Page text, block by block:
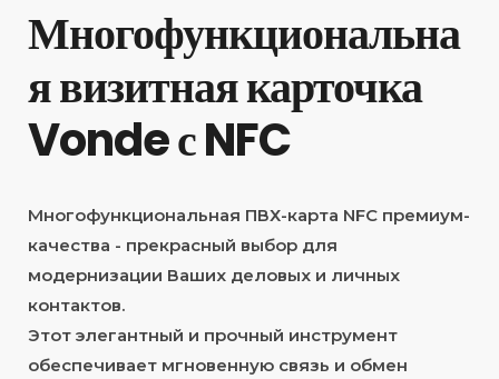
Многофункциональна
я визитная карточка
Vonde с NFC
Многофункциональная ПВХ-карта NFC премиум-
качества - прекрасный выбор для
модернизации Ваших деловых и личных
контактов.
Этот элегантный и прочный инструмент
обеспечивает мгновенную связь и обмен